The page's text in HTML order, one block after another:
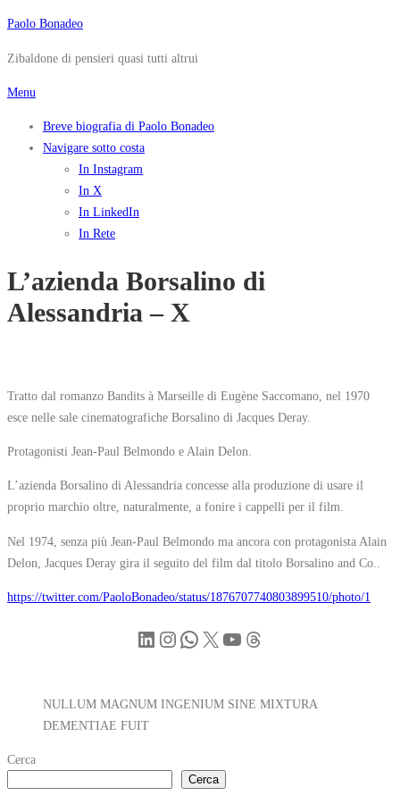
Passa
contenuto
Paolo Bonadeo
Zibaldone di pensieri quasi tutti altrui
Menu
Breve biografia di Paolo Bonadeo
Navigare sotto costa
In Instagram
In X
In LinkedIn
In Rete
L’azienda Borsalino di
Alessandria – X
Tratto dal romanzo Bandits à Marseille di Eugène Saccomano, nel 1970
esce nelle sale cinematografiche Borsalino di Jacques Deray.
Protagonisti Jean-Paul Belmondo e Alain Delon.
L’azienda Borsalino di Alessandria concesse alla produzione di usare il
proprio marchio oltre, naturalmente, a fonire i cappelli per il film.
Nel 1974, senza più Jean-Paul Belmondo ma ancora con protagonista Alain
Delon, Jacques Deray gira il seguito del film dal titolo Borsalino and Co..
https://twitter.com/PaoloBonadeo/status/1876707740803899510/photo/1
LinkedIn
Instagram
WhatsApp
X YouTube
Threads
NULLUM MAGNUM INGENIUM SINE MIXTURA
DEMENTIAE FUIT
Cerca
Cerca